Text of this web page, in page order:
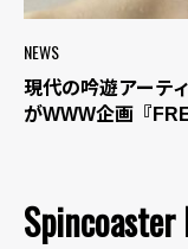
NEWS
現代の吟遊アーテ
がWWW企画『
Spincoaster